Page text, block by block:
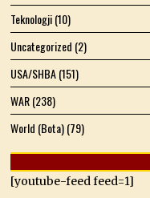
Teknologji(10)
Uncategorized (2)
USA/SHBA(151)
WAR(238)
World (Bota)(79)
[youtube-feed feed=1]